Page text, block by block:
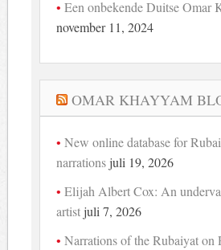
Een onbekende Duitse Omar
november 11, 2024
OMAR KHAYYAM
New online database for
narrations juli 19, 2026
Elijah Albert Cox: An
artist juli 7, 2026
Narrations of the Rubaiyat on